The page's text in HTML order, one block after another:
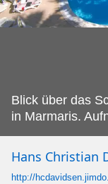
Blick über das
in Marmaris.
Hans Christian
http://